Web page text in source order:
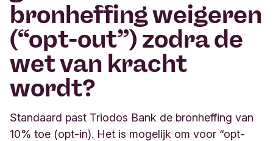
bronheffing weigeren
(“opt-out”) zodra de
wet van kracht
wordt?
Standaard past Triodos Bank de bronheffing van
10% toe (opt-in). Het is mogelijk om voor “opt-